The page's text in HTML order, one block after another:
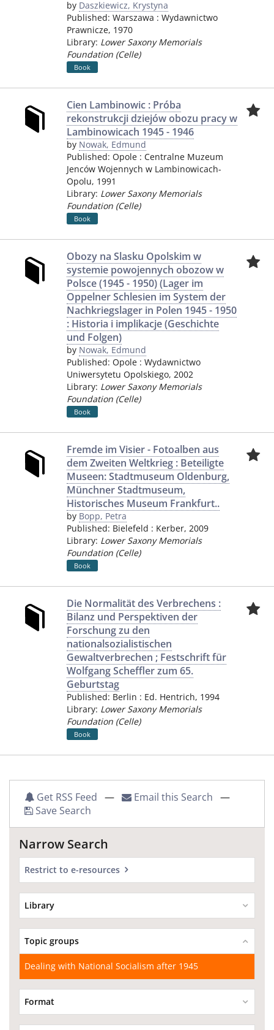
by Daszkiewicz, Krystyna
Published: Warszawa : Wydawnictwo
Prawnicze, 1970
Library: Lower Saxony Memorials
Foundation (Celle)
Book
Cien Lambinowic : Próba
rekonstrukcji dziejów obozu pracy w
Lambinowicach 1945 - 1946
by Nowak, Edmund
Published: Opole : Centralne Muzeum
Jenców Wojennych w Lambinowicach-
Opolu, 1991
Library: Lower Saxony Memorials
Foundation (Celle)
Book
Obozy na Slasku Opolskim w
systemie powojennych obozow w
Polsce (1945 - 1950) (Lager im
Oppelner Schlesien im System der
Nachkriegslager in Polen 1945 - 1950
: Historia i implikacje (Geschichte
und Folgen)
by Nowak, Edmund
Published: Opole : Wydawnictwo
Uniwersytetu Opolskiego, 2002
Library: Lower Saxony Memorials
Foundation (Celle)
Book
Fremde im Visier - Fotoalben aus
dem Zweiten Weltkrieg : Beteiligte
Museen: Stadtmuseum Oldenburg,
Münchner Stadtmuseum,
Historisches Museum Frankfurt..
by Bopp, Petra
Published: Bielefeld : Kerber, 2009
Library: Lower Saxony Memorials
Foundation (Celle)
Book
Die Normalität des Verbrechens :
Bilanz und Perspektiven der
Forschung zu den
nationalsozialistischen
Gewaltverbrechen ; Festschrift für
Wolfgang Scheffler zum 65.
Geburtstag
Published: Berlin : Ed. Hentrich, 1994
Library: Lower Saxony Memorials
Foundation (Celle)
Book
Get RSS Feed — Email this Search —
Save Search
Narrow Search
Restrict to e-resources
Library
Topic groups
Dealing with National Socialism after 1945
Format